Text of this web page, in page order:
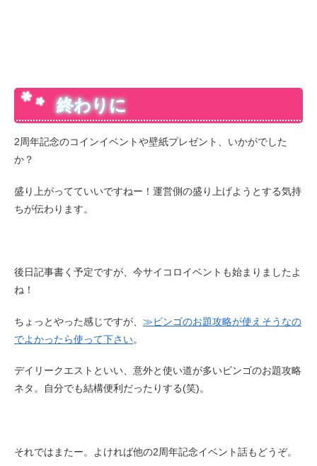
終わりに
2周年記念のコインイベントや壁紙プレゼント、いかがでした
か？
盛り上がってていいですねー！運営側の盛り上げようとする気持
ちが伝わります。
後日記事書く予定ですが、今サイコロイベントも始まりましたよ
ね！
ちょっとやった感じですが、 ≫ビンゴのお題攻略が使えそうなの
でよかったら使って下さい。
デイリークエストといい、意外と使い道が多いビンゴのお題攻略
ネタ。自分でも結構便利だったりする(笑)。
それではまたー。よければ他の2周年記念イベント話もどうぞ。